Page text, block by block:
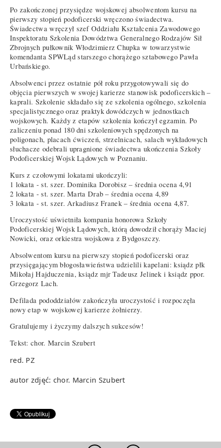
Po zakończonej przysiędze wojskowej absolwentom kursu na
pierwszy stopień podoficerski wręczono świadectwa.
Świadectwa wręczył szef Oddziału Kształcenia Zawodowego
Inspektoratu Szkolenia Dowództwa Generalnego Rodzajów Sił
Zbrojnych pułkownik Włodzimierz Chupka w towarzystwie
komendanta SPWLąd starszego chorążego sztabowego Pawła
Urbańskiego.
Absolwenci przez ostatnie pół roku przygotowywali się do
objęcia pierwszych w swojej karierze stanowisk podoficerskich –
kaprali. Szkolenie składało się ze szkolenia ogólnego, szkolenia
specjalistycznego oraz praktyk dowódczych w jednostkach
wojskowych. Każdy z etapów szkolenia kończył egzamin. Po
zaliczeniu ponad 180 dni szkoleniowych spędzonych na
poligonach, placach ćwiczeń, strzelnicach, salach wykładowych
słuchacze odebrali upragnione świadectwa ukończenia Szkoły
Podoficerskiej Wojsk Lądowych w Poznaniu.
Kurs z czołowymi lokatami ukończyli:
1 lokata - st. szer. Dominika Dorobisz – średnia ocena 4,91
2 lokata - st. szer. Marta Drab – średnia ocena 4,89
3 lokata - st. szer. Arkadiusz Franek – średnia ocena 4,87.
Uroczystość uświetniła kompania honorowa Szkoły
Podoficerskiej Wojsk Lądowych, którą dowodził chorąży Maciej
Nowicki, oraz orkiestra wojskowa z Bydgoszczy.
Absolwentom kursu na pierwszy stopień podoficerski oraz
przysięgającym błogosławieństwa udzielili kapelani: ksiądz płk
Mikołaj Hajduczenia, ksiądz mjr Tadeusz Jelinek i ksiądz ppor.
Grzegorz Lach.
Defilada pododdziałów zakończyła uroczystość i rozpoczęła
nowy etap w wojskowej karierze żołnierzy.
Gratulujemy i życzymy dalszych sukcesów!
Tekst: chor. Marcin Szubert
red. PZ
autor zdjęć: chor. Marcin Szubert